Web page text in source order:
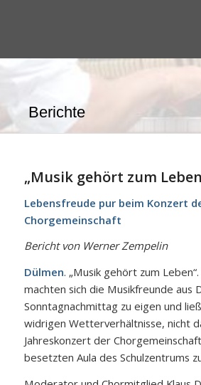
Berichte
„Musik gehört zum
Lebensfreude pur beim Konzert
Chorgemeinschaft
Bericht von Werner Zempelin
Dülmen. „Musik gehört zum
machten sich die Musikfreunde aus
Sonntagnachmittag zu eigen und
widrigen Wetterverhältnisse, nicht
Jahreskonzert der
besetzten Aula des Schulzentrums